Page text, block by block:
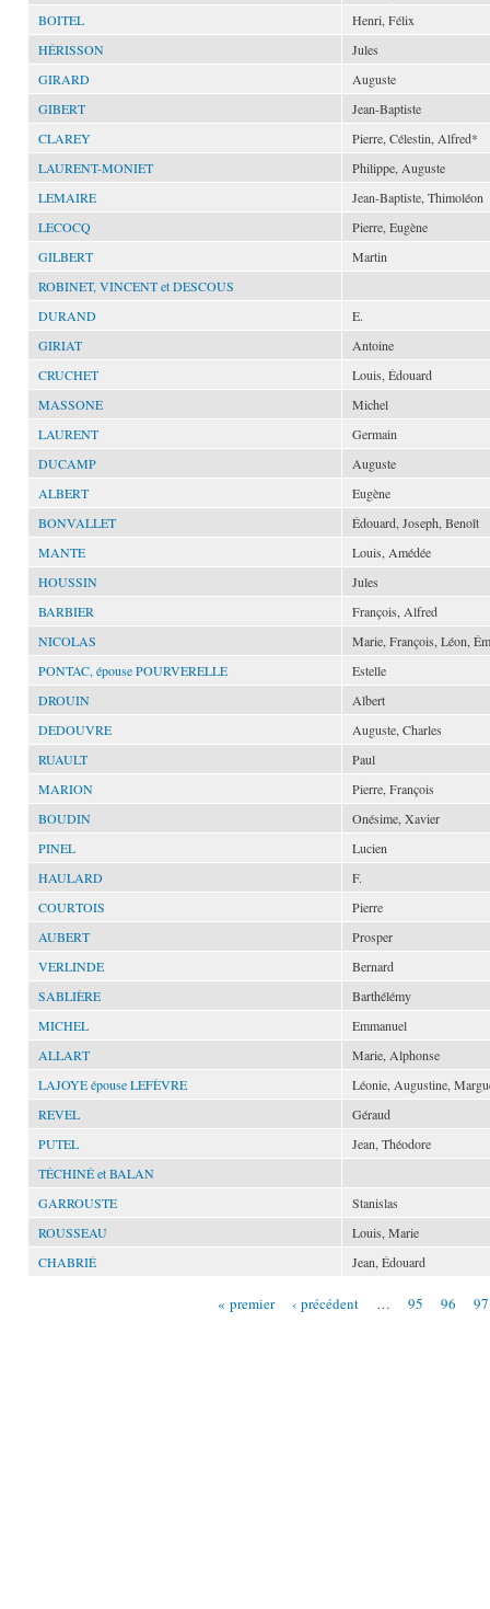
BOITEL
Henri, Félix
HÉRISSON
Jules
GIRARD
Auguste
GIBERT
Jean-Baptiste
CLAREY
Pierre, Célestin, Alfred*
LAURENT-MONIET
Philippe, Auguste
LEMAIRE
Jean-Baptiste, Thimoléon
LECOCQ
Pierre, Eugène
GILBERT
Martin
ROBINET, VINCENT et DESCOUS
DURAND
E.
GIRIAT
Antoine
CRUCHET
Louis, Édouard
MASSONE
Michel
LAURENT
Germain
DUCAMP
Auguste
ALBERT
Eugène
BONVALLET
Édouard, Joseph, Benoît
MANTE
Louis, Amédée
HOUSSIN
Jules
BARBIER
François, Alfred
NICOLAS
Marie, François, Léon,
PONTAC, épouse POURVERELLE
Estelle
DROUIN
Albert
DEDOUVRE
Auguste, Charles
RUAULT
Paul
MARION
Pierre, François
BOUDIN
Onésime, Xavier
PINEL
Lucien
HAULARD
F.
COURTOIS
Pierre
AUBERT
Prosper
VERLINDE
Bernard
SABLIÈRE
Barthélémy
MICHEL
Emmanuel
ALLART
Marie, Alphonse
LAJOYE épouse LEFÈVRE
Léonie, Augustine,
REVEL
Géraud
PUTEL
Jean, Théodore
TÉCHINÉ et BALAN
GARROUSTE
Stanislas
ROUSSEAU
Louis, Marie
CHABRIÉ
Jean, Édouard
« premier ‹ précédent … 95 96 97